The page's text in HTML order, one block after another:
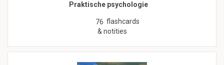
Praktische psychologie
76 flashcards
& notities